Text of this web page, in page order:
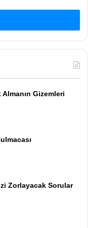
Gizemleri
Zorlayacak Sorular